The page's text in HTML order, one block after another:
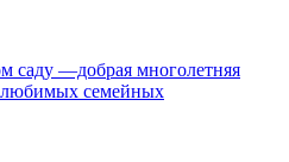
саду —добрая многолетняя
любимых семейных